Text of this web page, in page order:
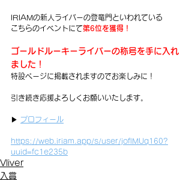
IRIAMの新人ライバーの登竜門といわれている
こちらのイベントにて第6位を獲得！
ゴールドルーキーライバーの称号を手に入れ
ました！
特設ページに掲載されますのでお楽しみに！
引き続き応援よろしくお願いいたします。
▶︎ プロフィール
https://web.iriam.app/s/user/joflMUq160?
uuid=fc1e235b
Vliver
入賞